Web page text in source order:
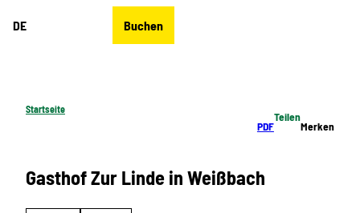
DE Buchen
Startseite
PDF
Teilen
Merken
Gasthof Zur Linde in Weißbach